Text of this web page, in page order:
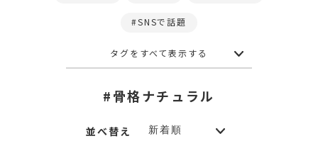
SNSで話題
タグをすべて表示する
#骨格ナチュラル
並べ替え